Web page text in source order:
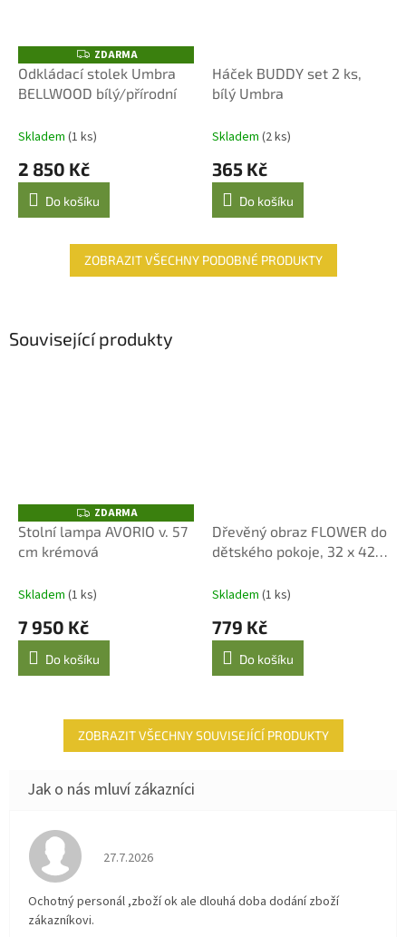
Z
D
A
R
ZDARMA
Odkládací stolek Umbra
BELLWOOD bílý/přírodní
Skladem (1 ks)
2 850 Kč
Do košíku
Háček BUDDY set 2 ks,
bílý Umbra
Skladem (2 ks)
365 Kč
Do košíku
ZOBRAZIT VŠECHNY PODOBNÉ PRODUKTY
Související produkty
Z
D
A
R
ZDARMA
Stolní lampa AVORIO v. 57
cm krémová
Skladem (1 ks)
7 950 Kč
Do košíku
Dřevěný obraz FLOWER do
dětského pokoje, 32 x 42
Skladem (1 ks)
779 Kč
Do košíku
ZOBRAZIT VŠECHNY SOUVISEJÍCÍ PRODUKTY
Hodnocení obchodu je 4 z 5 hvězdiček.
27.7.2026
Ochotný personál ,zboží ok ale dlouhá doba dodání zboží
zákazníkovi.